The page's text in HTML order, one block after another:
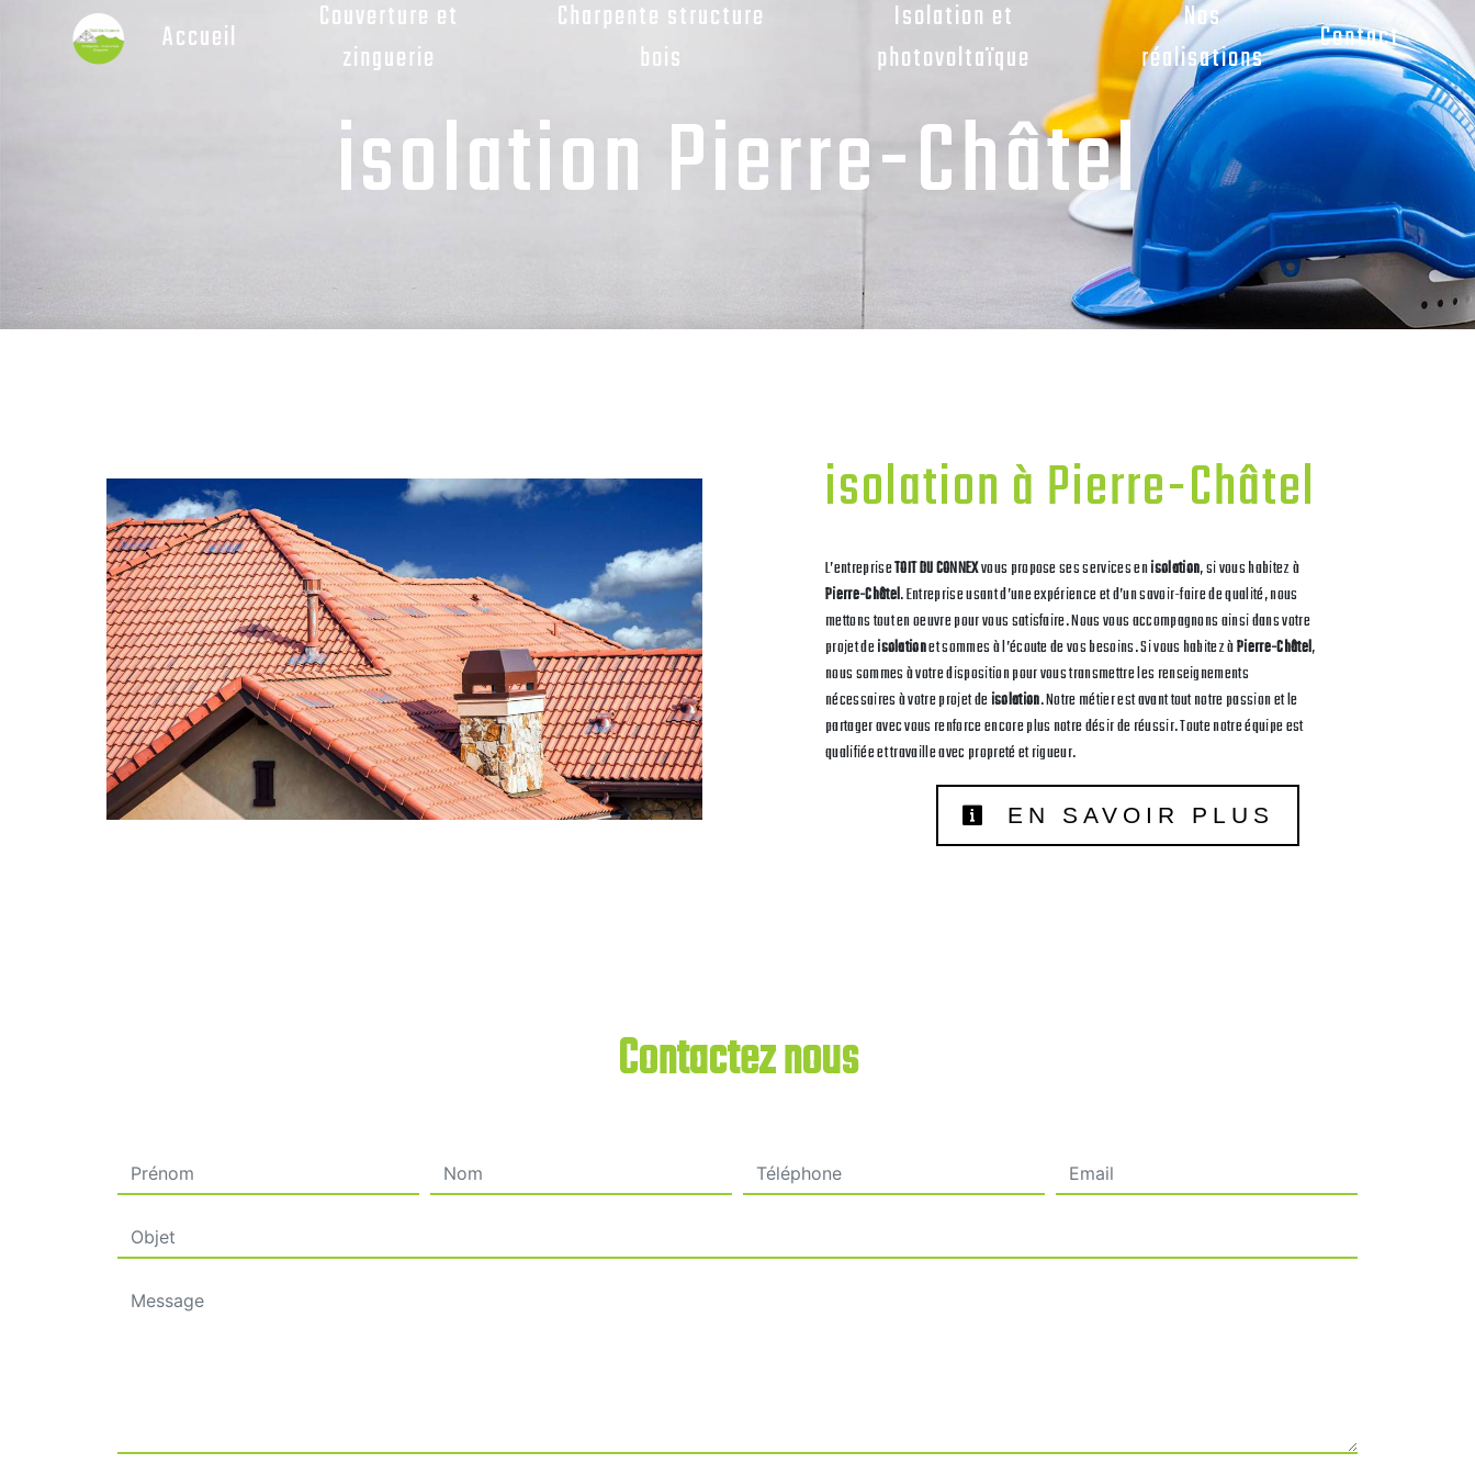
Accueil
Couverture et
zinguerie
Charpente structure
bois
Isolation et
photovoltaïque
Nos
réalisations
Contact
isolation Pierre-Châtel
isolation à Pierre-Châtel
L’entrepriseTOIT DU CONNEXvous propose ses services enisolation, si vous habitez à
Pierre-Châtel. Entreprise usant d’une expérience et d’un savoir-faire de qualité, nous
mettons tout en oeuvre pour vous satisfaire. Nous vous accompagnons ainsi dans votre
projet deisolationet sommes à l’écoute de vos besoins. Si vous habitez àPierre-Châtel,
nous sommes à votre disposition pour vous transmettre les renseignements
nécessaires à votre projet deisolation. Notre métier est avant tout notre passion et le
partager avec vous renforce encore plus notre désir de réussir. Toute notre équipe est
qualifiée et travaille avec propreté et rigueur.
EN SAVOIR PLUS
Contactez nous
Panneau de gestion des cookies